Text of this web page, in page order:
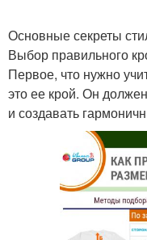
Основные секреты
Выбор правильного
Первое, что нужно
это ее крой. Он
и создавать